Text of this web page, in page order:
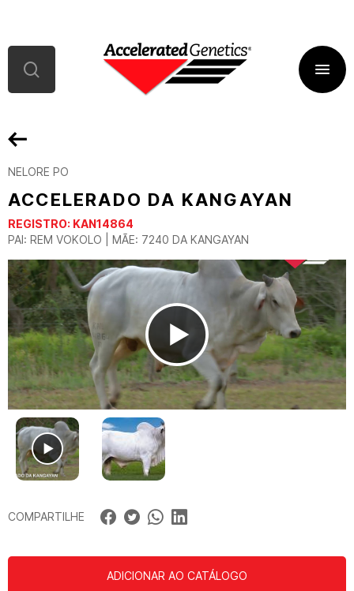
NELORE PO
ACCELERADO DA KANGAYAN
REGISTRO: KAN14864
PAI: REM VOKOLO | MÃE: 7240 DA KANGAYAN
COMPARTILHE
ADICIONAR AO CATÁLOGO